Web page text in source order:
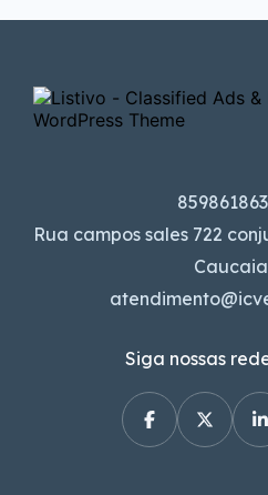
Rua campos sales 722
Siga nossas